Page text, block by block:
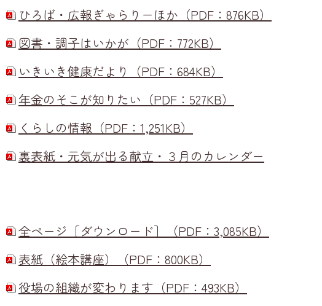
ひろば・広報ぎゃらりーほか（PDF：876KB）
図書・調子はいかが（PDF：772KB）
いきいき健康だより（PDF：684KB）
年金のそこが知りたい（PDF：527KB）
くらしの情報（PDF：1,251KB）
裏表紙・元気が出る献立・３月のカレンダー
全ページ［ダウンロード］（PDF：3,085KB）
表紙（絵本講座）（PDF：800KB）
役場の組織が変わります（PDF：493KB）